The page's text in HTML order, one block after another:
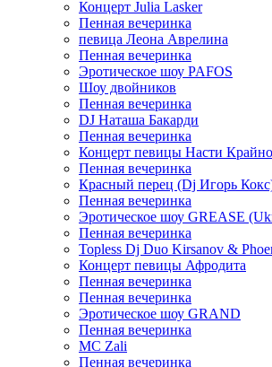
Концерт Julia Lasker
Пенная вечеринка
певица Леона Аврелина
Пенная вечеринка
Эротическое шоу PAFOS
Шоу двойников
Пенная вечеринка
DJ Наташа Бакарди
Пенная вечеринка
Концерт певицы Насти
Пенная вечеринка
Красный перец (Dj Игорь
Пенная вечеринка
Эротическое шоу GREASE
Пенная вечеринка
Topless Dj Duo Kirsanov &
Концерт певицы Афродита
Пенная вечеринка
Пенная вечеринка
Эротическое шоу GRAND
Пенная вечеринка
MC Zali
Пенная вечеринка